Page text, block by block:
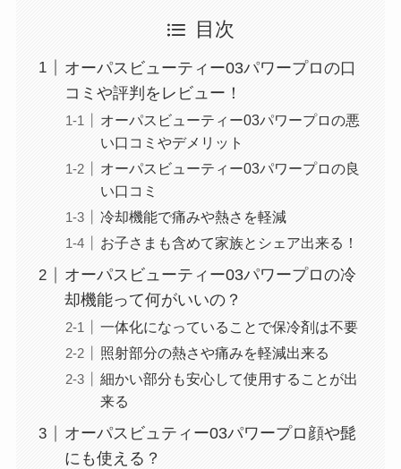
目次
オーパスビューティー03パワープロの口
コミや評判をレビュー！
オーパスビューティー03パワープロの悪
い口コミやデメリット
オーパスビューティー03パワープロの良
い口コミ
冷却機能で痛みや熱さを軽減
お子さまも含めて家族とシェア出来る！
オーパスビューティー03パワープロの冷
却機能って何がいいの？
一体化になっていることで保冷剤は不要
照射部分の熱さや痛みを軽減出来る
細かい部分も安心して使用することが出
来る
オーパスビュティー03パワープロ顔や髭
にも使える？